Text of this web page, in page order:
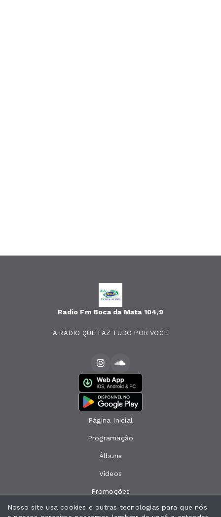
Radio Fm Boca da Mata 104,9
A RÁDIO QUE FAZ TUDO POR VOCE
Página Inicial
Programação
Álbuns
Vídeos
Promoções
Eventos
Nosso site usa cookies e outras tecnologias para que nós